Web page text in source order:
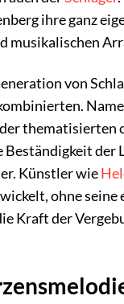
ihre ganz
musikalischen
von
thematisierten
der
Künstler wie
ohne
Kraft der